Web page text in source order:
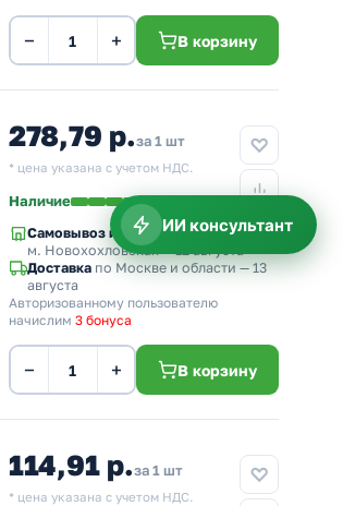
− + В корзину
278,79 р.за 1 шт
* цена указана с учетом НДС.
Наличие
Самовывоз из ПВЗ:
м. Новохохловская— 12 августа
Доставка по Москве и области — 13
августа
Авторизованному пользователю
начислим 3 бонуса
− + В корзину
114,91 р.за 1 шт
* цена указана с учетом НДС.
ИИ консультант